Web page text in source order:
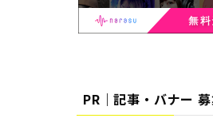
PR｜記事・バナー